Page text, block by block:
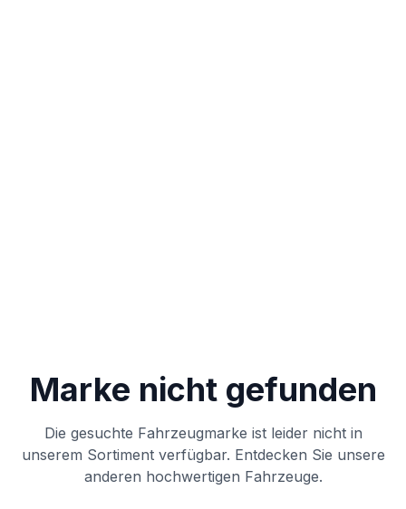
Marke nicht gefunden
Die gesuchte Fahrzeugmarke ist leider nicht in
unserem Sortiment verfügbar. Entdecken Sie unsere
anderen hochwertigen Fahrzeuge.